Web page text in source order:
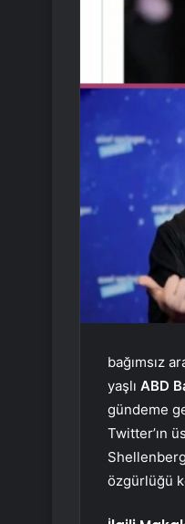
bağımsız
yaşlı ABD
gündeme
Twitter’ın
özgürlüğü